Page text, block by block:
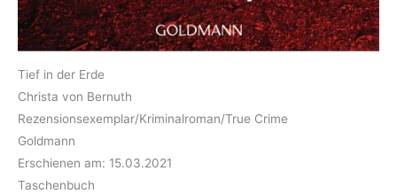
Tief in der Erde
Christa von Bernuth
Rezensionsexemplar/Kriminalroman/True Crime
Goldmann
Erschienen am: 15.03.2021
Taschenbuch